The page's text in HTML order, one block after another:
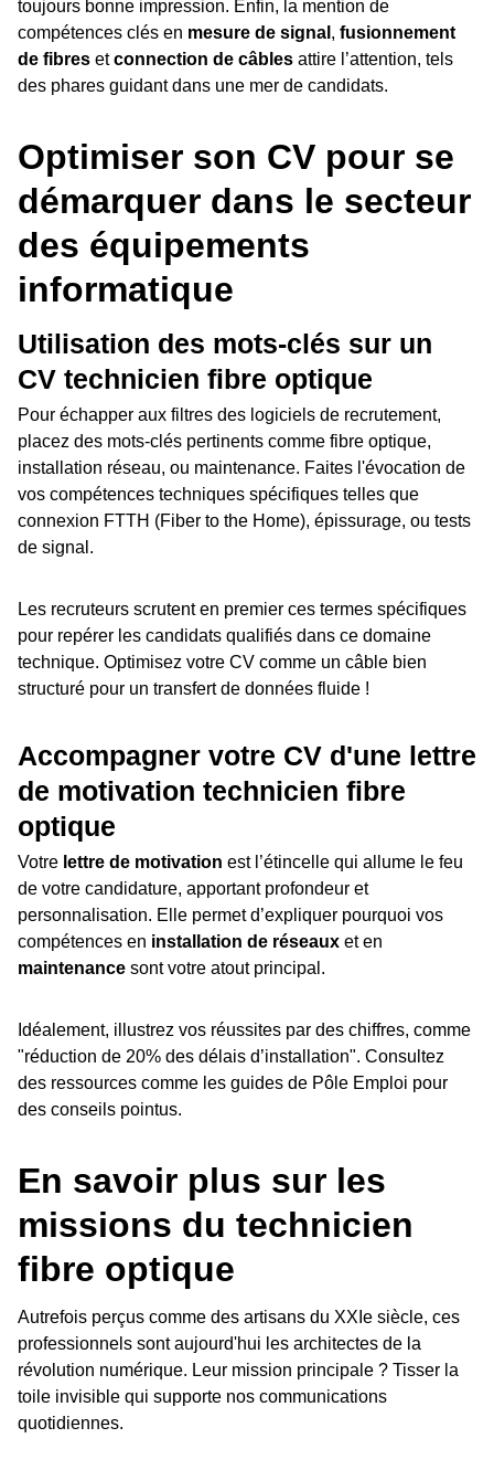
toujours bonne impression. Enfin, la mention de
compétences clés en mesure de signal , fusionnement
de fibres etconnection de câbles attire l’attention, tels
des phares guidant dans une mer de candidats.
Optimiser son CV pour se
démarquer dans le secteur
des équipements
informatique
Utilisation des mots-clés sur un
CV technicien fibre optique
Pour échapper aux filtres des logiciels de recrutement,
placez des mots-clés pertinents comme fibre optique,
installation réseau, ou maintenance. Faites l'évocation de
vos compétences techniques spécifiques telles que
connexion FTTH (Fiber to the Home), épissurage, ou tests
de signal.
Les recruteurs scrutent en premier ces termes spécifiques
pour repérer les candidats qualifiés dans ce domaine
technique. Optimisez votre CV comme un câble bien
structuré pour un transfert de données fluide !
Accompagner votre CV d'une lettre
de motivation technicien fibre
optique
Votre lettre de motivation est l’étincelle qui allume le feu
de votre candidature, apportant profondeur et
personnalisation. Elle permet d’expliquer pourquoi vos
compétences en installation de réseaux et en
maintenance sont votre atout principal.
Idéalement, illustrez vos réussites par des chiffres, comme
"réduction de 20% des délais d’installation". Consultez
des ressources comme les guides de Pôle Emploi pour
des conseils pointus.
En savoir plus sur les
missions du technicien
fibre optique
Autrefois perçus comme des artisans du XXIe siècle, ces
professionnels sont aujourd'hui les architectes de la
révolution numérique. Leur mission principale ? Tisser la
toile invisible qui supporte nos communications
quotidiennes.